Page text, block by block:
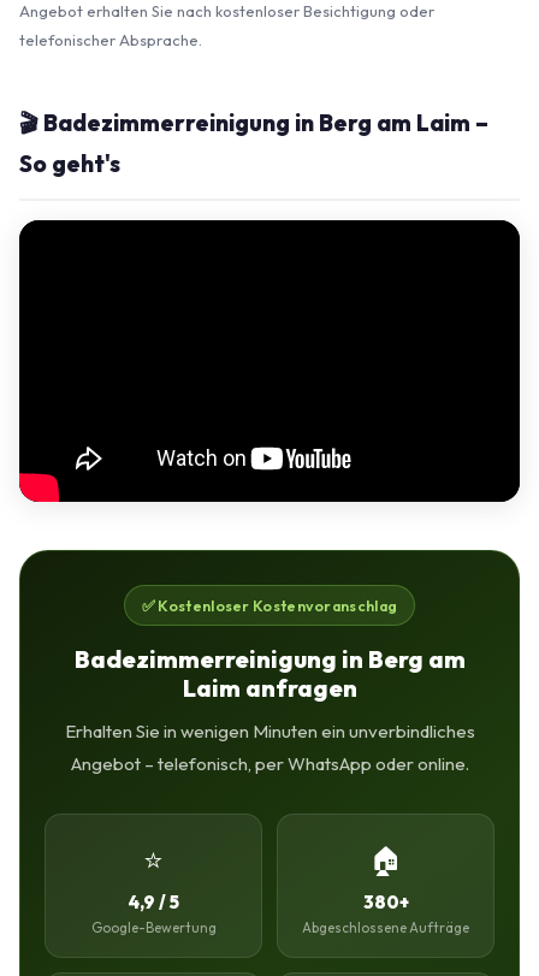
Angebot erhalten Sie nach kostenloser Besichtigung oder
telefonischer Absprache.
🎬 Badezimmerreinigung in Berg am Laim –
So geht's
✅ Kostenloser Kostenvoranschlag
Badezimmerreinigung in Berg am
Laim anfragen
Erhalten Sie in wenigen Minuten ein unverbindliches
Angebot – telefonisch, per WhatsApp oder online.
⭐
4,9 / 5
Google-Bewertung
🏠
380+
Abgeschlossene Aufträge